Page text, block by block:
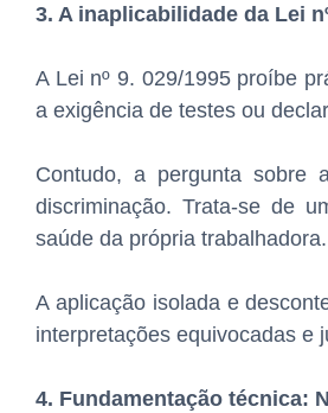
3. A inaplicabilidade da Lei
A Lei nº 9. 029/1995 proíbe
a exigência de testes ou
Contudo, a pergunta sobre
discriminação. Trata-se de
saúde da própria trabalhadora.
A aplicação isolada e
interpretações equivocadas e
4. Fundamentação técnica: